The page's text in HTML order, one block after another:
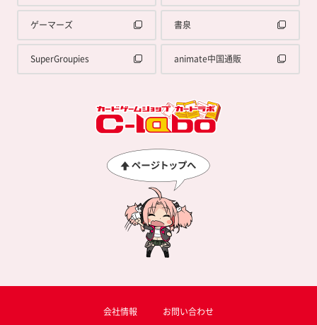
ゲーマーズ 書泉
SuperGroupies animate中国通販
会社情報 お問い合わせ